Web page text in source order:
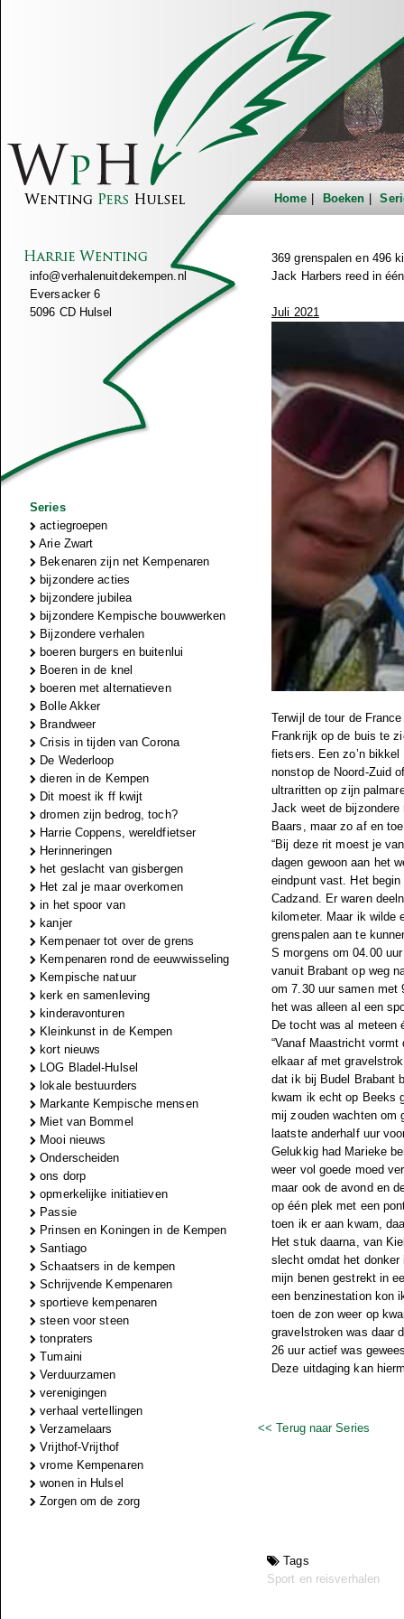
Home Boeken
info@verhalenuitdekempen.nl
Eversacker 6
5096 CD Hulsel
Series
actiegroepen
Arie Zwart
Bekenaren zijn net Kempenaren
bijzondere acties
bijzondere jubilea
bijzondere Kempische bouwwerken
Bijzondere verhalen
boeren burgers en buitenlui
Boeren in de knel
boeren met alternatieven
Bolle Akker
Brandweer
Crisis in tijden van Corona
De Wederloop
dieren in de Kempen
Dit moest ik ff kwijt
dromen zijn bedrog, toch?
Harrie Coppens, wereldfietser
Herinneringen
het geslacht van gisbergen
Het zal je maar overkomen
in het spoor van
kanjer
Kempenaer tot over de grens
Kempenaren rond de eeuwwisseling
Kempische natuur
kerk en samenleving
kinderavonturen
Kleinkunst in de Kempen
kort nieuws
LOG Bladel-Hulsel
lokale bestuurders
Markante Kempische mensen
Miet van Bommel
Mooi nieuws
Onderscheiden
ons dorp
opmerkelijke initiatieven
Passie
Prinsen en Koningen in de Kempen
Santiago
Schaatsers in de kempen
Schrijvende Kempenaren
sportieve kempenaren
steen voor steen
tonpraters
Tumaini
Verduurzamen
verenigingen
verhaal vertellingen
Verzamelaars
Vrijthof-Vrijthof
vrome Kempenaren
wonen in Hulsel
Zorgen om de zorg
369 grenspalen en 496
Jack Harbers reed in
Juli 2021
Terwijl de tour de
Frankrijk op de buis te
fietsers. Een zo’n
nonstop de Noord-Zuid
ultraritten op zijn
Jack weet de
Baars, maar zo af en
“Bij deze rit moest je
dagen gewoon aan het
eindpunt vast. Het
Cadzand. Er waren
kilometer. Maar ik wilde
grenspalen aan te
S morgens om 04.00
vanuit Brabant op weg
om 7.30 uur samen met
het was alleen al een
De tocht was al meteen
“Vanaf Maastricht
elkaar af met
dat ik bij Budel Brabant
kwam ik echt op Beeks
mij zouden wachten om
laatste anderhalf uur
Gelukkig had Marieke
weer vol goede moed
maar ook de avond en
op één plek met een
toen ik er aan kwam,
Het stuk daarna, van
slecht omdat het
mijn benen gestrekt in
een benzinestation kon
toen de zon weer op
gravelstroken was daar
26 uur actief was
Deze uitdaging kan
<< Terug naar Series
Tags
Sport en reisverhalen